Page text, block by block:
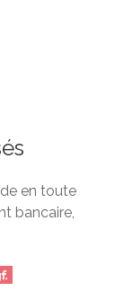
en toute
bancaire,